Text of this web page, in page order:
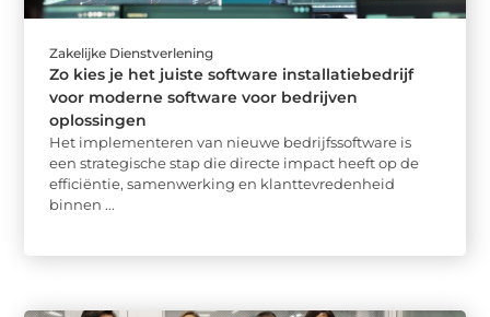
Zakelijke Dienstverlening
Zo kies je het juiste software installatiebedrijf
voor moderne software voor bedrijven
oplossingen
Het implementeren van nieuwe bedrijfssoftware is
een strategische stap die directe impact heeft op de
efficiëntie, samenwerking en klanttevredenheid
binnen ...